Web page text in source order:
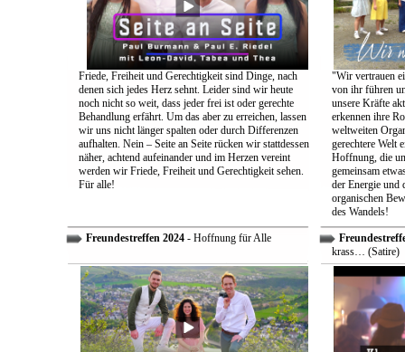
Friede, Freiheit und Gerechtigkeit sind Dinge, nach
denen sich jedes Herz sehnt. Leider sind wir heute
noch nicht so weit, dass jeder frei ist oder gerechte
Behandlung erfährt. Um das aber zu erreichen, lassen
wir uns nicht länger spalten oder durch Differenzen
aufhalten. Nein – Seite an Seite rücken wir stattdessen
näher, achtend aufeinander und im Herzen vereint
werden wir Friede, Freiheit und Gerechtigkeit sehen.
Für alle!
"Wir vertrauen
von ihr führen
unsere Kräfte
erkennen ihre
weltweiten
gerechtere Welt
Hoffnung, die
gemeinsam
der Energie und
organischen
des Wandels!
Freundestreffen 2024- Hoffnung für Alle
krass… (Satire)